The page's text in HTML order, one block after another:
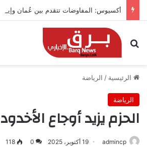
أكسيوس: المفاوضات تتقدم بين عُمان
بحث عن
الرئيسية / الرياضة
الرياضة
الحزم يزيد أوجاع الأخدود
admincp 19 أكتوبر، 2025 0
118